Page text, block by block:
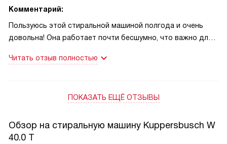
Комментарий:
Пользуюсь этой стиральной машиной полгода и очень
довольна! Она работает почти бесшумно, что важно для
действительно тихая — однажды решилась постирать
настоящее спасение!
Отдельно отмечу деликатный режим и специальную
программу для шерсти. У меня есть любимый свитер от
Читать отзыв полностью
ПОКАЗАТЬ ЕЩЁ ОТЗЫВЫ
Обзор на стиральную машину Kuppersbusch W
40.0 T